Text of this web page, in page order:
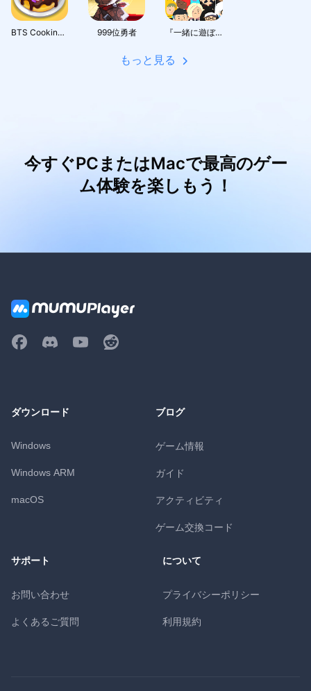
BTS Cooking On 999位勇者 『一緒に遊ぼう』：アバターで広がるソーシャルワールド
もっと見る
今すぐPCまたはMacで最高のゲー
ム体験を楽しもう！
ダウンロード
Windows
Windows ARM
macOS
ブログ
ゲーム情報
ガイド
アクティビティ
ゲーム交換コード
サポート
お問い合わせ
よくあるご質問
について
プライバシーポリシー
利用規約